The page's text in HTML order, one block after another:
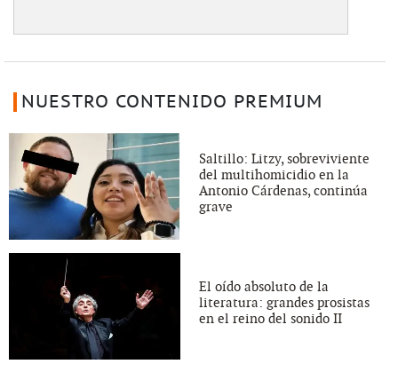
NUESTRO CONTENIDO PREMIUM
Saltillo: Litzy, sobreviviente
del multihomicidio en la
Antonio Cárdenas, continúa
grave
El oído absoluto de la
literatura: grandes prosistas
en el reino del sonido II